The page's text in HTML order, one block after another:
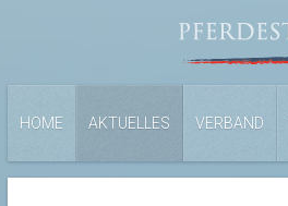
HOME AKTUELLES VERBAND